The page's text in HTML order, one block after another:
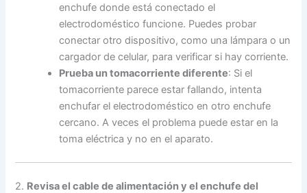
enchufe donde está conectado el
electrodoméstico funcione. Puedes probar
conectar otro dispositivo, como una lámpara o un
cargador de celular, para verificar si hay corriente.
Prueba un tomacorriente diferente: Si el
tomacorriente parece estar fallando, intenta
enchufar el electrodoméstico en otro enchufe
cercano. A veces el problema puede estar en la
toma eléctrica y no en el aparato.
2. Revisa el cable de alimentación y el enchufe del